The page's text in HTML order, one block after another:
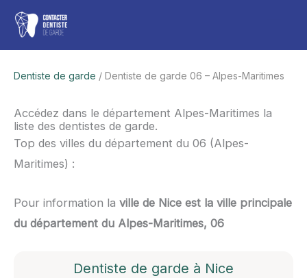
Aller
contenu
Dentiste de garde / Dentiste de garde 06 – Alpes-Maritimes
Accédez dans le département Alpes-Maritimes la
liste des dentistes de garde.
Top des villes du département du 06 (Alpes-
Maritimes) :
Pour information la ville de Nice est la ville principale
du département du Alpes-Maritimes, 06
Dentiste de garde à Nice